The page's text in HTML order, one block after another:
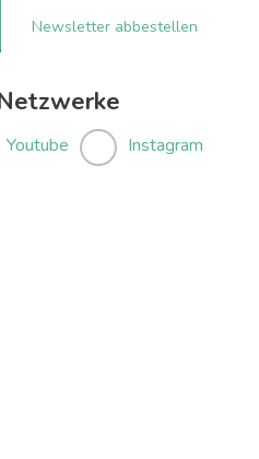
Newsletter abbestellen
Youtube Instagram